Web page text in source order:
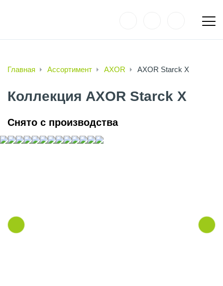
Главная Ассортимент AXOR AXOR Starck X
Коллекция AXOR Starck X
Снято с производства